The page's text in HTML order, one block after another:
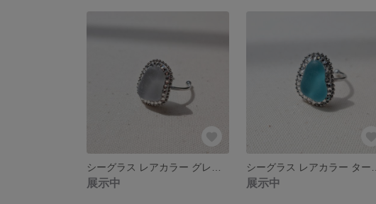
展示中 展示中